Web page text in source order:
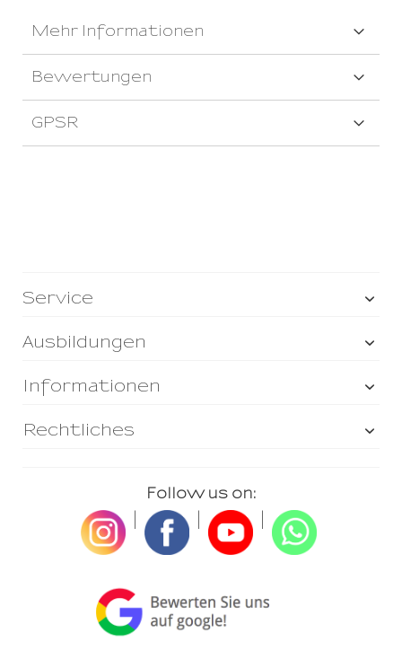
Mehr Informationen
Bewertungen
GPSR
Service
Ausbildungen
Informationen
Rechtliches
Follow us on: